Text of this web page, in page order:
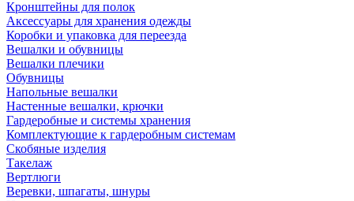
Кронштейны для полок
Аксессуары для хранения одежды
Коробки и упаковка для переезда
Вешалки и обувницы
Вешалки плечики
Обувницы
Напольные вешалки
Настенные вешалки, крючки
Гардеробные и системы хранения
Комплектующие к гардеробным системам
Скобяные изделия
Такелаж
Вертлюги
Веревки, шпагаты, шнуры